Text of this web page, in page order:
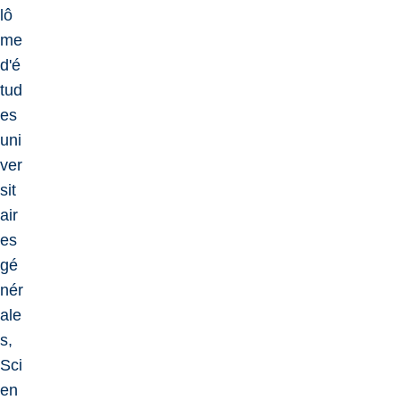
lô
me
d'é
tud
es
uni
ver
sit
air
es
gé
nér
ale
s,
Sci
en